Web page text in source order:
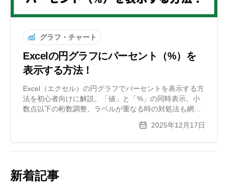
グラフ・チャート
Excelの円グラフにパーセント（%）を
表示する方法！
Excel（エクセル）の円グラフでパーセントを表示する方
法を初心者向けに解説。「値」と「%」の同時表示、小
数点以下の桁数調整、ラベルが重なる時の対処法も網
2025年12月17日
新着記事